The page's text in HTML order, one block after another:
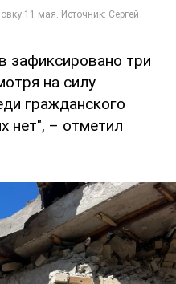
зафиксировано три
на силу
гражданского
нет", – отметил